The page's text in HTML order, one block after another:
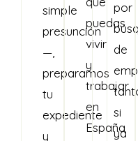
simple
presunción
—,
preparamos
tu
expediente
y
puedas
vivir
y
trabajar
en
España
por
de
si
ya